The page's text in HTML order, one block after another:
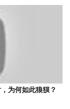
为何如此狼狈？